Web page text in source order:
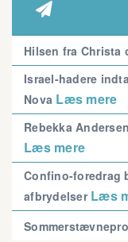

Hilsen fra Christa
Israel-hadere
Nova Læs mere
Rebekka
Læs mere
Confino-foredrag
afbrydelser Læs